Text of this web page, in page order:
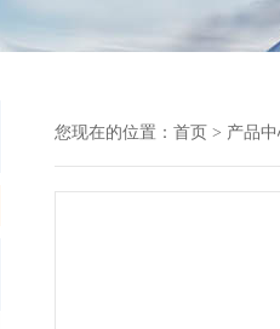
您现在的位置： 首页 > 产品